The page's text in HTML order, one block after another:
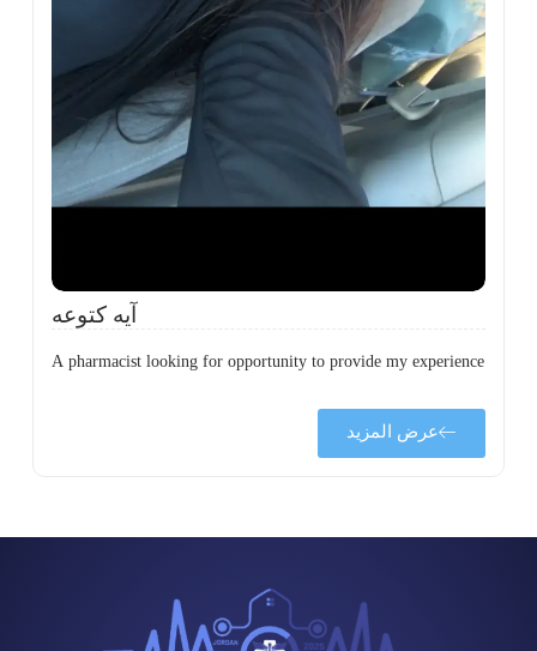
آيه كتوعه
A pharmacist looking for opportunity to provide my experience
عرض المزيد